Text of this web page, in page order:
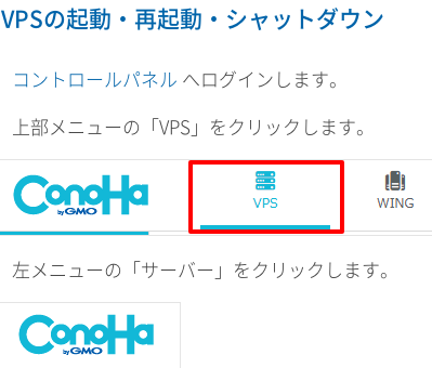
VPSの起動・再起動・シャットダウン
コントロールパネル へログインします。
上部メニューの「VPS」をクリックします。
左メニューの「サーバー」をクリックします。